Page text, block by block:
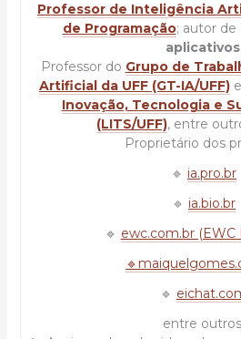
Professor de Inteligência
de Programação; autor de
aplicativos.
Professor do Grupo de
Artificial da UFF (GT-IA/UFF)
Inovação, Tecnologia e
(LITS/UFF), entre
Proprietário dos
🔹 ia.pro.br
🔹 ia.bio.br
🔹 ewc.com.br (EWC
🔹
entre